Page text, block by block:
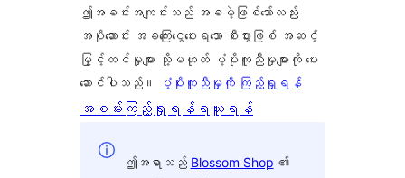
ဤအခင်းအကျင်းသည် အခမဲ့ဖြစ်သော်လည်း
အပိုဆောင်း အခကြေးငွေပေးရသော စီးပွားဖြစ် အဆင့်
မြှင့်တင်မှုများ သို့မဟုတ် ပံ့ပိုးကူညီမှုများကို ပေး
ဆောင်ပါသည်။
ပံ့ပိုးကူညီမှုကို ကြည့်ရှုရန်
အစမ်းကြည့်ရှုရန် ရယူရန်
ဤအရာသည် Blossom Shop ၏